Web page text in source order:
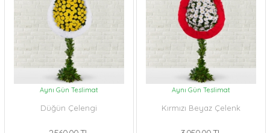
Aynı Gün Teslimat
Düğün Çelengi
Aynı Gün Teslimat
Kırmızı Beyaz Çelenk